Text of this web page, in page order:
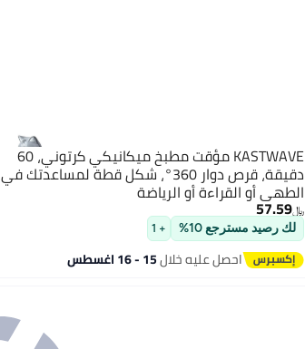
KASTWAVE مؤقت مطبخ ميكانيكي كرتوني، 60
دقيقة، قرص دوار 360°، شكل قطة لمساعدتك في
الطهي أو القراءة أو الرياضة
﷼‏57.59
لك رصيد مسترجع 10% + 1
احصل عليه خلال15 - 16 اغسطس